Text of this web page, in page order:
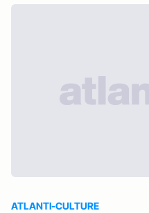
ATLANTI-CULTURE